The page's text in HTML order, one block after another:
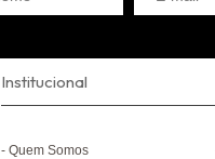
Institucional
Quem Somos